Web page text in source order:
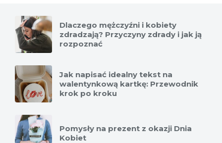
Dlaczego mężczyźni i kobiety
zdradzają? Przyczyny zdrady i jak ją
rozpoznać
Jak napisać idealny tekst na
walentynkową kartkę: Przewodnik
krok po kroku
Pomysły na prezent z okazji Dnia
Kobiet